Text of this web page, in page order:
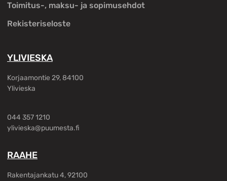
Toimitus-, maksu- ja sopimusehdot
Rekisteriseloste
YLIVIESKA
Korjaamontie 29, 84100
Ylivieska
044 357 1210
ylivieska@puumesta.fi
RAAHE
Rakentajankatu 4, 92100